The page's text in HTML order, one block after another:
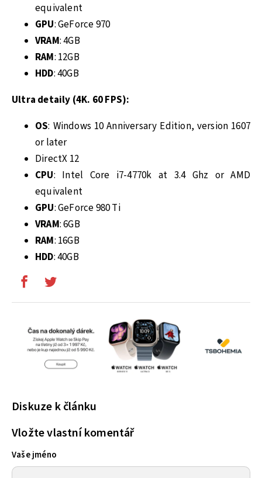
equivalent
GPU: GeForce 970
VRAM: 4GB
RAM: 12GB
HDD: 40GB
Ultra detaily (4K. 60 FPS):
OS: Windows 10 Anniversary Edition, version 1607
or later
DirectX 12
CPU: Intel Core i7-4770k at 3.4 Ghz or AMD
equivalent
GPU: GeForce 980 Ti
VRAM: 6GB
RAM: 16GB
HDD: 40GB
Diskuze k článku
Vložte vlastní komentář
Vaše jméno